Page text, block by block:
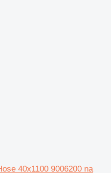
40x1100 9006200 na